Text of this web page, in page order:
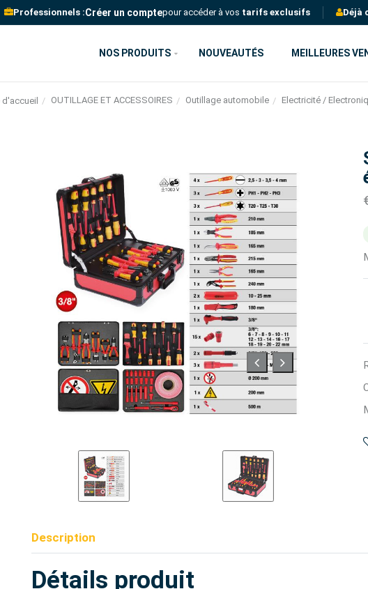
Professionnels :Créer un comptepour accéder à vos tarifs exclusifs Déjà
NOS PRODUITS NOUVEAUTÉS MEILLEURES
d'accueil OUTILLAGE ET ACCESSOIRES Outillage automobile Electricité /
Description
Détails produit